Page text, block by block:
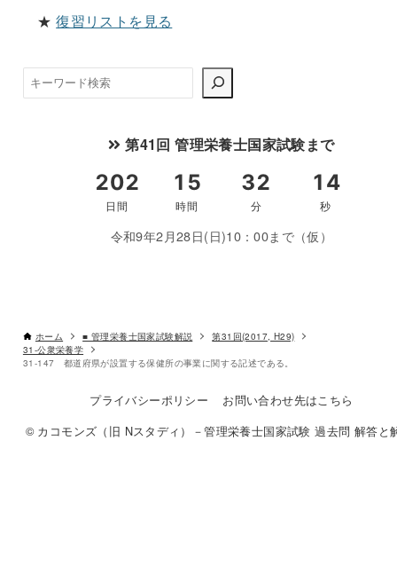
★復習リストを見る
検
索
第41回 管理栄養士国家試験まで
令和9年2月28日(日)10：00まで（仮）
ホーム ■ 管理栄養士国家試験解説
第31回(2017, H29)
31-公衆栄養学
31-147 都道府県が設置する保健所の事業に関する記述である。
プライバシーポリシー
お問い合わせ先はこちら
© カコモンズ（旧 Nスタディ）－管理栄養士国家試験 過去問 解答と